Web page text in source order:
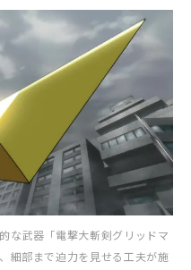
な武器「電撃大斬剣グリッドマ
細部まで迫力を見せる工夫が施